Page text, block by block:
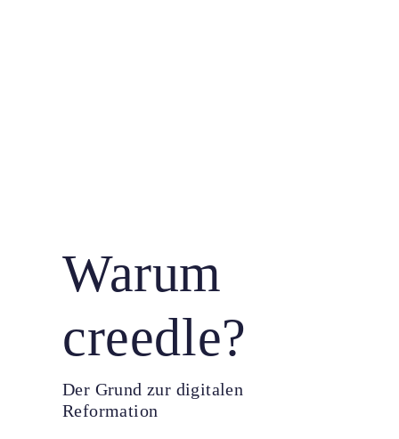
Warum
creedle?
Der Grund zur digitalen
Reformation